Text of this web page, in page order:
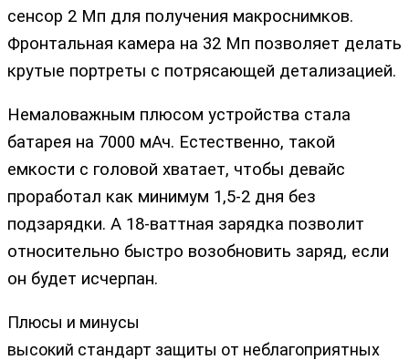
сенсор 2 Мп для получения макроснимков.
Фронтальная камера на 32 Мп позволяет делать
крутые портреты с потрясающей детализацией.
Немаловажным плюсом устройства стала
батарея на 7000 мАч. Естественно, такой
емкости с головой хватает, чтобы девайс
проработал как минимум 1,5-2 дня без
подзарядки. А 18-ваттная зарядка позволит
относительно быстро возобновить заряд, если
он будет исчерпан.
Плюсы и минусы
высокий стандарт защиты от неблагоприятных